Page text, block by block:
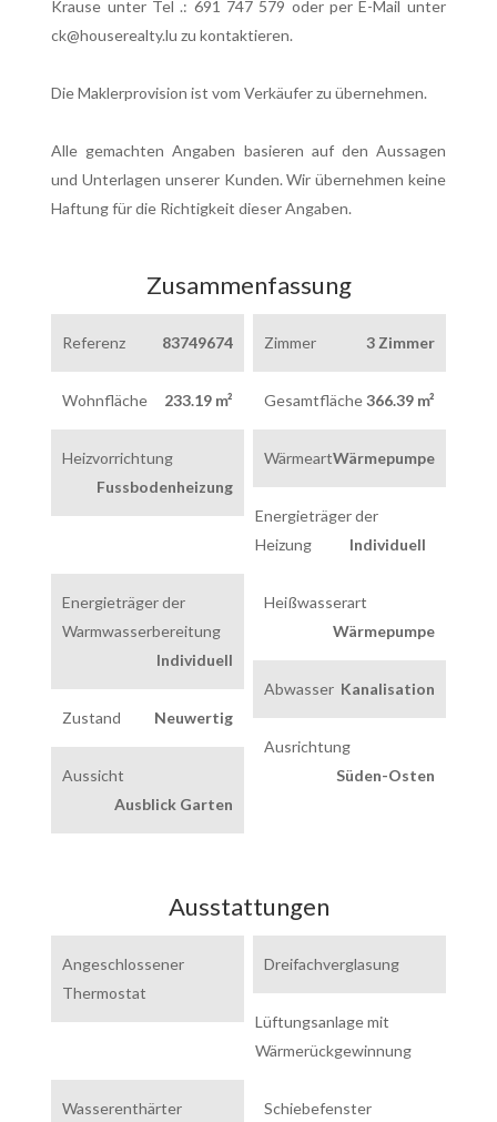
Krause unter Tel .: 691 747 579 oder per E-Mail unter
ck@houserealty.lu zu kontaktieren.
Die Maklerprovision ist vom Verkäufer zu übernehmen.
Alle gemachten Angaben basieren auf den Aussagen
und Unterlagen unserer Kunden. Wir übernehmen keine
Haftung für die Richtigkeit dieser Angaben.
Zusammenfassung
Referenz 83749674 Zimmer 3 Zimmer
Wohnfläche 233.19 m² Gesamtfläche 366.39 m²
Heizvorrichtung
Fussbodenheizung
WärmeartWärmepumpe
Energieträger der
Heizung
Individuell
Heißwasserart
Wärmepumpe
Energieträger der
Warmwasserbereitung
Individuell
Abwasser Kanalisation
Zustand
Neuwertig
Ausrichtung
Süden-Osten
Aussicht
Ausblick Garten
Ausstattungen
Angeschlossener
Thermostat
Dreifachverglasung
Lüftungsanlage mit
Wärmerückgewinnung
Schiebefenster
Wasserenthärter